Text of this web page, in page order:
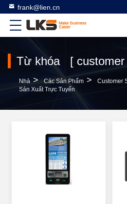
frank@lien.cn
Nhà > Các Sản Phẩm >
Customer
Sản Xuất Trực Tuyến